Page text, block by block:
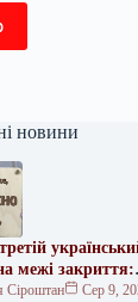
новини
межі закриття:
Сіроштан
Сер 9,